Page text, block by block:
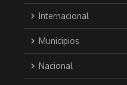
Internacional
Municipios
Nacional